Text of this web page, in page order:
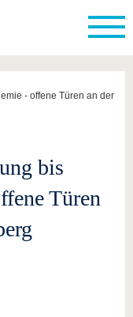
- offene Türen an der
bis
Türen